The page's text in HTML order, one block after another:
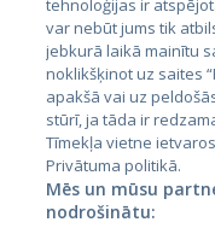
Литва
tehnoloģijas ir
var nebūt jums tik
jebkurā laikā mainītu
noklikšķinot uz saites
apakšā vai uz
stūrī, ja tāda ir
Tīmekļa vietne
Privātuma politikā.
Mēs un mūsu
nodrošinātu: